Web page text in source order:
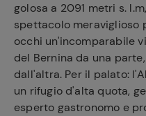
golosa a 2091 metri s.
spettacolo meraviglioso
occhi un'incomparabile
del Bernina da una
dall'altra. Per il palato:
un rifugio d'alta quota,
esperto gastronomo e